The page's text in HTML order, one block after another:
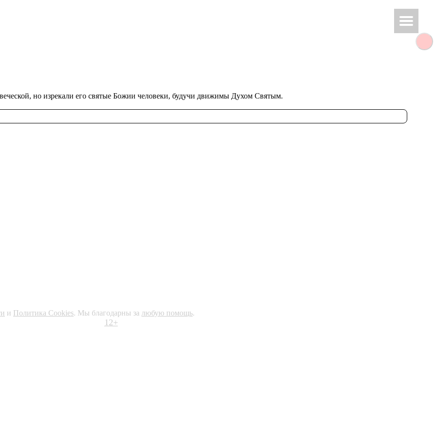
но из­ре­ка­ли его свя­тые Божии че­ло­ве­ки, бу­дучи дви­жи­мы Духом Свя­тым.
и Политика Cookies. Мы благодарны за любую помощь.
12+